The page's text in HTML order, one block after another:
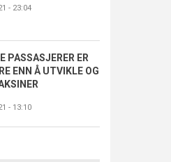
- 23:04
PASSASJERER ER
ENN Å UTVIKLE OG
- 13:10